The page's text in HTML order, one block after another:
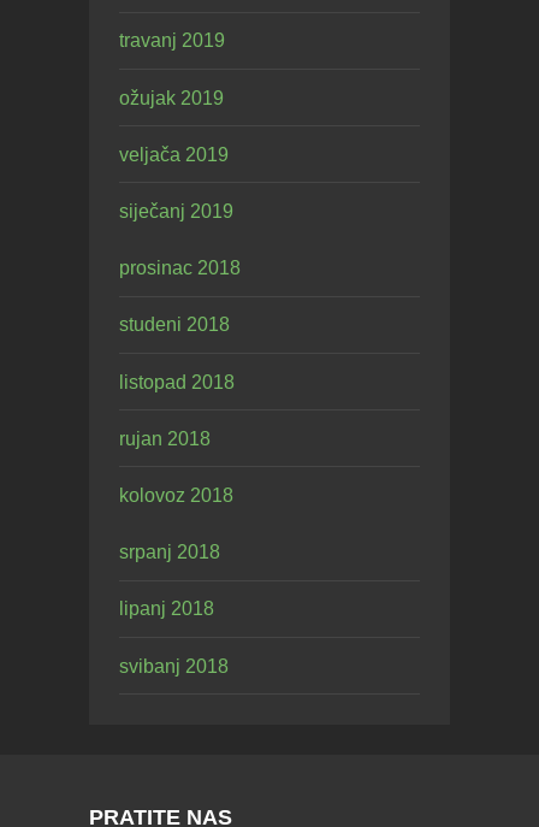
travanj 2019
ožujak 2019
veljača 2019
siječanj 2019
prosinac 2018
studeni 2018
listopad 2018
rujan 2018
kolovoz 2018
srpanj 2018
lipanj 2018
svibanj 2018
PRATITE NAS